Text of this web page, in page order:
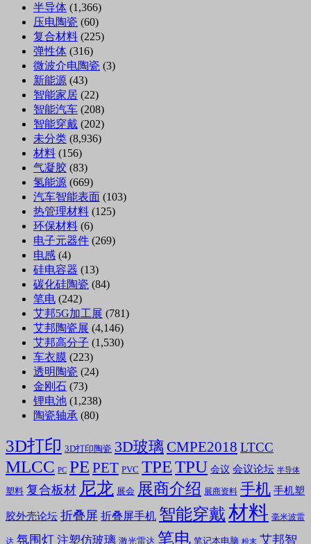
半导体 (1,366)
压电陶瓷 (60)
复合材料 (225)
弹性体 (316)
微波介电陶瓷 (3)
新能源 (43)
智能家居 (22)
智能汽车 (208)
智能穿戴 (202)
未分类 (8,936)
材料 (156)
气凝胶 (83)
氢能源 (669)
汽车智能表面 (103)
热管理材料 (125)
环保材料 (6)
电子元器件 (269)
电感 (4)
硅电容器 (13)
碳化硅陶瓷 (84)
笔电 (242)
艾邦5G加工展 (781)
艾邦陶瓷展 (4,146)
艾邦高分子 (1,530)
车衣膜 (223)
透明陶瓷 (24)
金刚石 (73)
锂电池 (1,238)
陶瓷轴承 (80)
3D打印 3D打印陶瓷 3D玻璃 CMPE2018 LTCC
MLCC PC PE PET PVC TPETPU 会议 会议论坛 半导体
塑料 复合板材 尼龙 展会 展商介绍 展商资料 手机 手机塑
胶外壳论坛 折叠屏 折叠屏手机 智能穿戴材料 毫米波雷
达 氛围灯 注塑仿玻璃 激光雷达 笔电 笔记本电脑 粉末 艾邦智